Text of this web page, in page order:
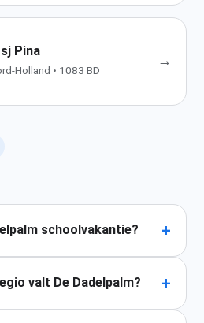
Pina
Holland • 1083 BD
→
schoolvakantie? +
valt De Dadelpalm? +